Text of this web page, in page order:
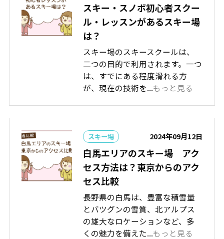
スキー・スノボ初心者スクー
ル・レッスンがあるスキー場
は？
スキー場のスキースクールは、
二つの目的で利用されます。一つ
は、すでにある程度滑れる方
が、現在の技術を...もっと見る
スキー場 2024年09月12日
白馬エリアのスキー場 アク
セス方法は？東京からのアク
セス比較
長野県の白馬は、豊富な積雪量
とバツグンの雪質、北アルプス
の雄大なロケーションなど、多
くの魅力を備えた...もっと見る